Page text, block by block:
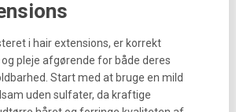
i hair extensions, er korrekt
pleje afgørende for både deres
Start med at bruge en mild
uden sulfater, da kraftige